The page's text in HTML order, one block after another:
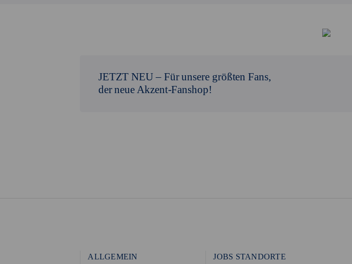
JETZT NEU – Für unsere größten Fans,
der neue Akzent-Fanshop!
ALLGEMEIN JOBS STANDORTE